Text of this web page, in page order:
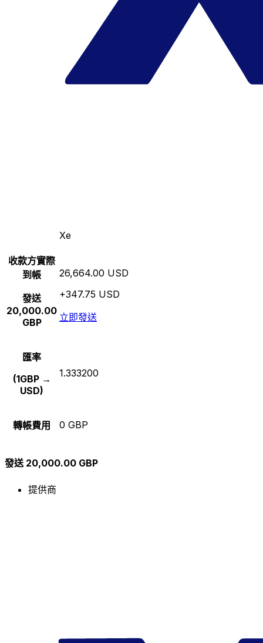
Xe
收款方實際
到帳
發送
20,000.00
GBP
26,664.00 USD
+347.75 USD
立即發送
匯率
(1GBP →
USD)
1.333200
轉帳費用 0 GBP
發送 20,000.00 GBP
提供商